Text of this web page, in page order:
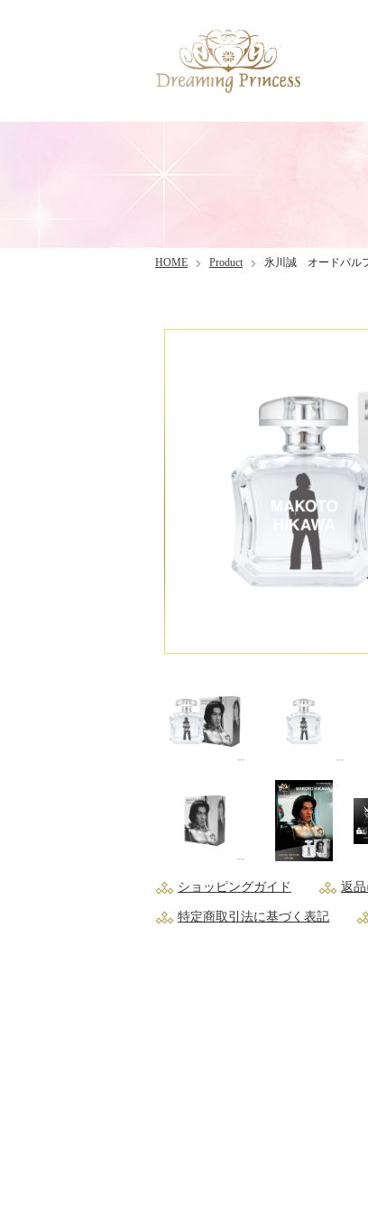
HOME Product 氷川誠 オードパル
ショッピングガイド 返
特定商取引法に基づく表記